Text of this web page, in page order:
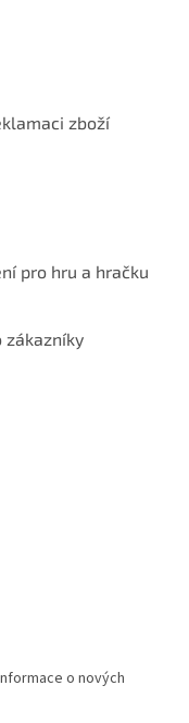
zboží
pro hru a hračku
zákazníky
o nových